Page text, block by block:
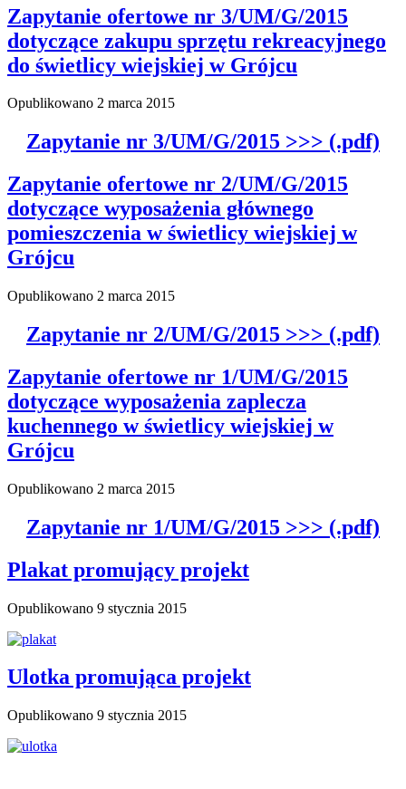
Zapytanie ofertowe nr 3/UM/G/2015
dotyczące zakupu sprzętu rekreacyjnego
do świetlicy wiejskiej w Grójcu
Opublikowano 2 marca 2015
Zapytanie nr 3/UM/G/2015 >>> (.pdf)
Zapytanie ofertowe nr 2/UM/G/2015
dotyczące wyposażenia głównego
pomieszczenia w świetlicy wiejskiej w
Grójcu
Opublikowano 2 marca 2015
Zapytanie nr 2/UM/G/2015 >>> (.pdf)
Zapytanie ofertowe nr 1/UM/G/2015
dotyczące wyposażenia zaplecza
kuchennego w świetlicy wiejskiej w
Grójcu
Opublikowano 2 marca 2015
Zapytanie nr 1/UM/G/2015 >>> (.pdf)
Plakat promujący projekt
Opublikowano 9 stycznia 2015
Ulotka promująca projekt
Opublikowano 9 stycznia 2015